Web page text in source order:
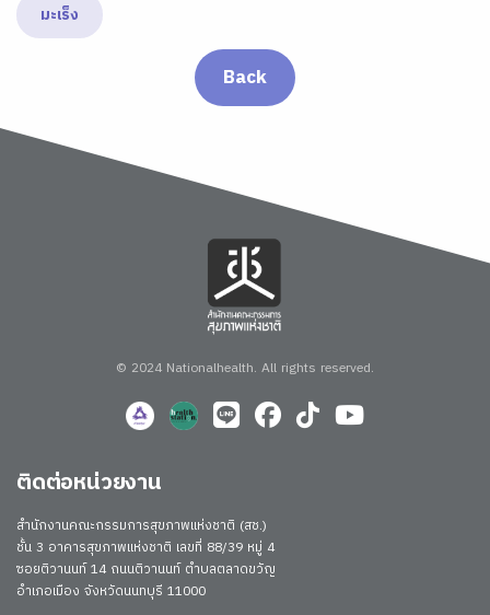
มะเร็ง
Back
© 2024 Nationalhealth. All rights reserved.
ติดต่อหน่วยงาน
สำนักงานคณะกรรมการสุขภาพแห่งชาติ (สช.)
ชั้น 3 อาคารสุขภาพแห่งชาติ เลขที่ 88/39 หมู่ 4
ซอยติวานนท์ 14 ถนนติวานนท์ ตำบลตลาดขวัญ
อำเภอเมือง จังหวัดนนทบุรี 11000